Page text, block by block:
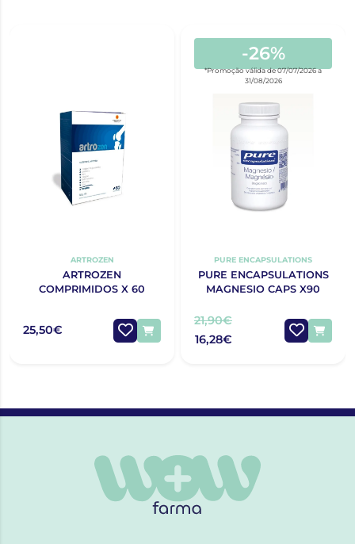
ARTROZEN
ARTROZEN
COMPRIMIDOS X 60
25,50€
-26%
*Promoção válida de 07/07/2026 a
31/08/2026
PURE ENCAPSULATIONS
PURE ENCAPSULATIONS
MAGNESIO CAPS X90
21,90€
16,28€